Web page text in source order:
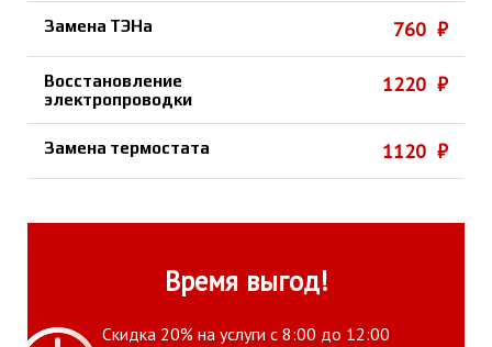
Замена ТЭНа 760 ₽
Восстановление
электропроводки
1220 ₽
Замена термостата 1120 ₽
Время выгод!
Скидка 20% на услуги с 8:00 до 12:00